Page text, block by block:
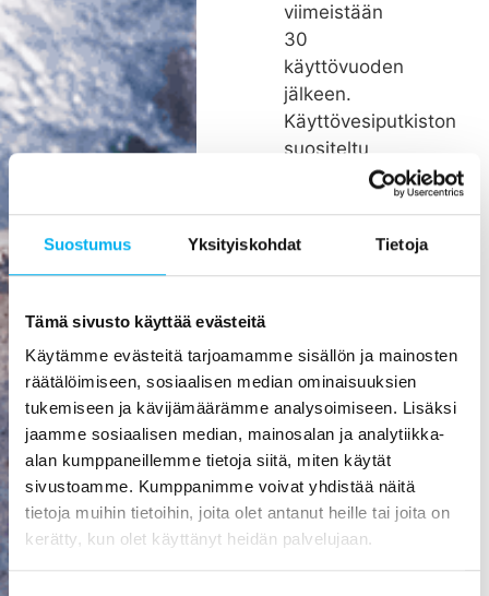
Suostumus Yksityiskohdat Tietoja
Tämä sivusto käyttää evästeitä
Käytämme evästeitä tarjoamamme sisällön ja mainosten
räätälöimiseen, sosiaalisen median ominaisuuksien
tukemiseen ja kävijämäärämme analysoimiseen. Lisäksi
jaamme sosiaalisen median, mainosalan ja analytiikka-
alan kumppaneillemme tietoja siitä, miten käytät
sivustoamme. Kumppanimme voivat yhdistää näitä
tietoja muihin tietoihin, joita olet antanut heille tai joita on
kerätty, kun olet käyttänyt heidän palvelujaan.
viimeistään
30
käyttövuoden
jälkeen.
Käyttövesiputkiston
suositeltu
remonttiväli
Rakenteiden
pienikin
vuoto voi
aiheuttaa
mittavat
kosteusvauriot,
kuten
vesivahingon